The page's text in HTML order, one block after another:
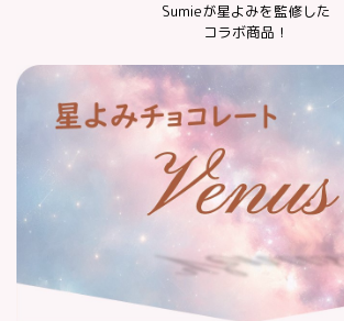
Sumieが星よみを監修した
コラボ商品！